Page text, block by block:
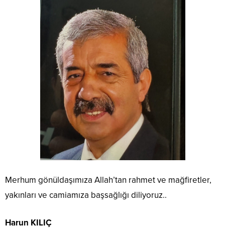
Merhum gönüldaşımıza Allah’tan rahmet ve mağfiretler,
yakınları ve camiamıza başsağlığı diliyoruz..
Harun KILIÇ